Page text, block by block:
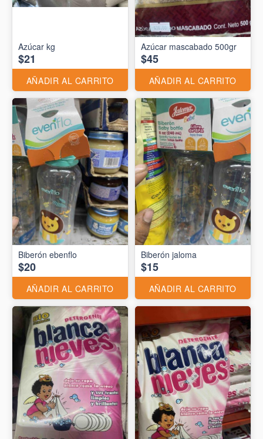
Azúcar kg
$21
AÑADIR AL CARRITO
Azúcar mascabado 500gr
$45
AÑADIR AL CARRITO
Biberón ebenflo
$20
AÑADIR AL CARRITO
Biberón jaloma
$15
AÑADIR AL CARRITO